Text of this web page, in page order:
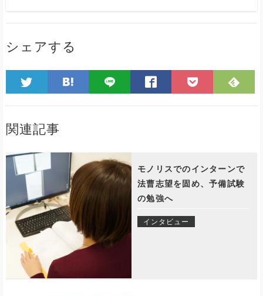
シェアする
関連記事
モノリスでのインターンで
法曹志望を固め、予備試験
の勉強へ
インタビュー